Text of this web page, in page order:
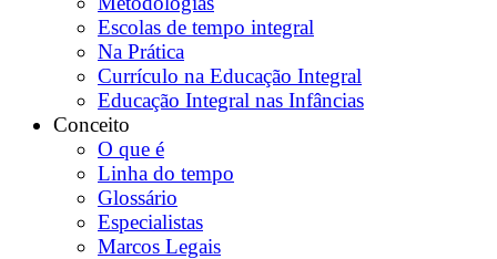
Escolas de tempo integral
Na Prática
Currículo na Educação Integral
Educação Integral nas Infâncias
Conceito
O que é
Linha do tempo
Glossário
Especialistas
Marcos Legais